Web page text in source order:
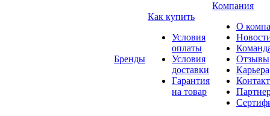
Бренды
Как купить
Условия
оплаты
Условия
доставки
Гарантия
на товар
Компания
О
Отзывы
Карьера